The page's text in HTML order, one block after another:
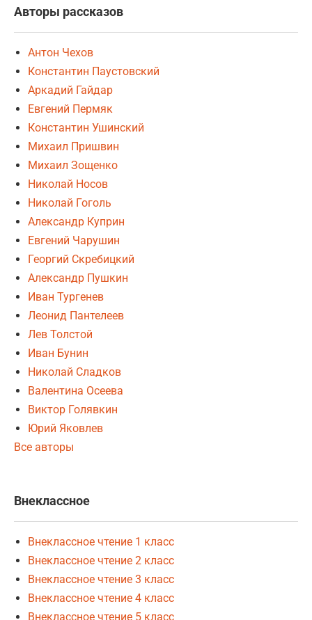
Авторы рассказов
Антон Чехов
Константин Паустовский
Аркадий Гайдар
Евгений Пермяк
Константин Ушинский
Михаил Пришвин
Михаил Зощенко
Николай Носов
Николай Гоголь
Александр Куприн
Евгений Чарушин
Георгий Скребицкий
Александр Пушкин
Иван Тургенев
Леонид Пантелеев
Лев Толстой
Иван Бунин
Николай Сладков
Валентина Осеева
Виктор Голявкин
Юрий Яковлев
Все авторы
Внеклассное
Внеклассное чтение 1 класс
Внеклассное чтение 2 класс
Внеклассное чтение 3 класс
Внеклассное чтение 4 класс
Внеклассное чтение 5 класс